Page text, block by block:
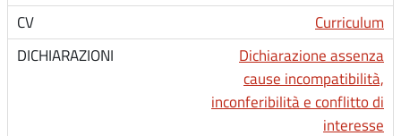
Curriculum
Dichiarazione assenza
cause incompatibilità,
inconferibilità e conflitto di
interesse